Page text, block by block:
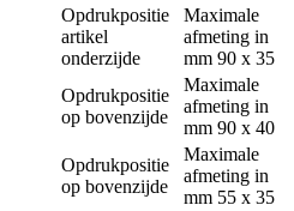
Opdrukpositie
artikel
onderzijde
Maximale
afmeting in
mm 90 x 35
Opdrukpositie
op bovenzijde
Maximale
afmeting in
mm 90 x 40
Opdrukpositie
op bovenzijde
Maximale
afmeting in
mm 55 x 35